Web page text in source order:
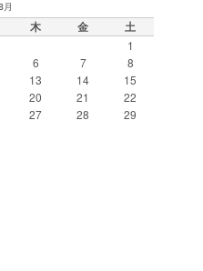
月
木 金 土
1
6 7
8
13 14
15
20 21
22
27 28
29